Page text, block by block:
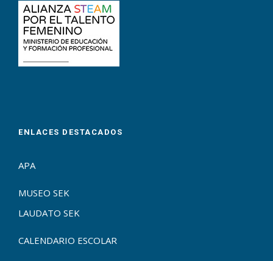
ENLACES DESTACADOS
APA
MUSEO SEK
LAUDATO SEK
CALENDARIO ESCOLAR